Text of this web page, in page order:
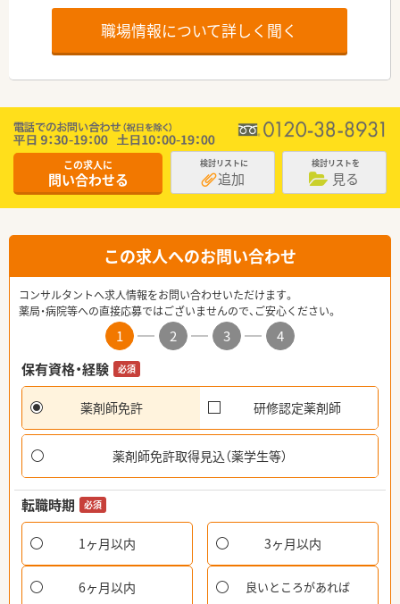
職場情報について詳しく聞く
この求人に
問い合わせる
検討リストに
追加
検討リストを
見る
この求人へのお問い合わせ
コンサルタントへ求人情報をお問い合わせいただけます。
薬局・病院等への直接応募ではございませんので、ご安心ください。
1 2 3
4
保有資格・経験
必須
薬剤師免許 研修認定薬剤師
薬剤師免許取得見込（薬学生等）
転職時期 必須
1ヶ月以内 3ヶ月以内
6ヶ月以内 良いところがあれば